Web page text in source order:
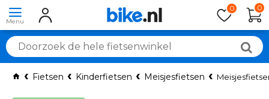
0 0
Fietsen Kinderfietsen Meisjesfietsen